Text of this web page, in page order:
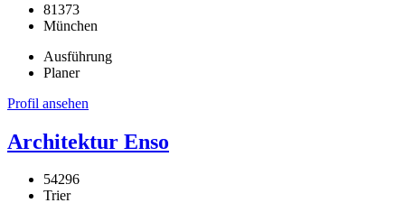
81373
München
Ausführung
Planer
Profil ansehen
Architektur Enso
54296
Trier